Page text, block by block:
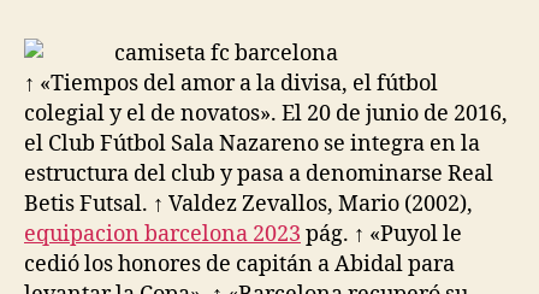
entrada
entrada
↑ «Tiempos del amor a la divisa, el fútbol
colegial y el de novatos». El 20 de junio de 2016,
el Club Fútbol Sala Nazareno se integra en la
estructura del club y pasa a denominarse Real
Betis Futsal. ↑ Valdez Zevallos, Mario (2002),
equipacion barcelona 2023 pág. ↑ «Puyol le
cedió los honores de capitán a Abidal para